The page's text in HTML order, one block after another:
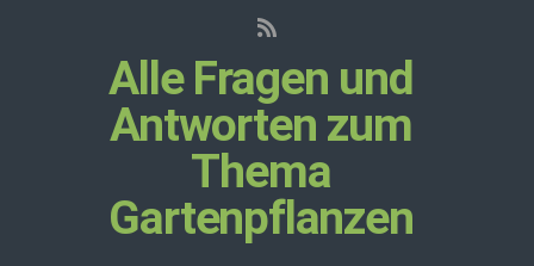
Alle Fragen und
Antworten zum
Thema
Gartenpflanzen